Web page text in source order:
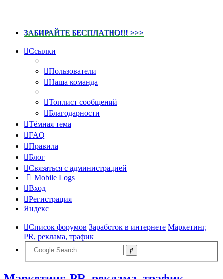
ЗАБИРАЙТЕ БЕСПЛАТНО!!! >>>
Ссылки
Пользователи
Наша команда
Топлист сообщений
Благодарности
Тёмная тема
FAQ
Правила
Блог
Связаться с администрацией
Mobile Logs
Вход
Регистрация
Яндекс
Список форумов Заработок в интернете Маркетинг,
PR, реклама, трафик